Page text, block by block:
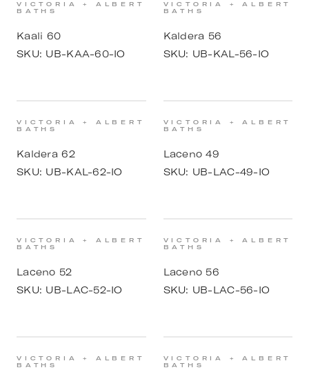
VICTORIA + ALBERT
BATHS
Kaali 60
SKU: UB-KAA-60-IO
VICTORIA + ALBERT
BATHS
Kaldera 56
SKU: UB-KAL-56-IO
VICTORIA + ALBERT
BATHS
Kaldera 62
SKU: UB-KAL-62-IO
VICTORIA + ALBERT
BATHS
Laceno 49
SKU: UB-LAC-49-IO
VICTORIA + ALBERT
BATHS
Laceno 52
SKU: UB-LAC-52-IO
VICTORIA + ALBERT
BATHS
Laceno 56
SKU: UB-LAC-56-IO
VICTORIA + ALBERT
BATHS
VICTORIA + ALBERT
BATHS